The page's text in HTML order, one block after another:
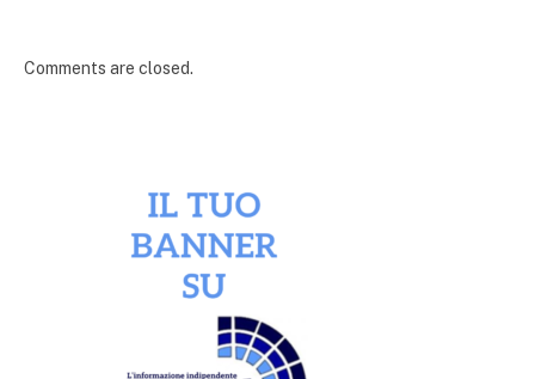
Comments are closed.